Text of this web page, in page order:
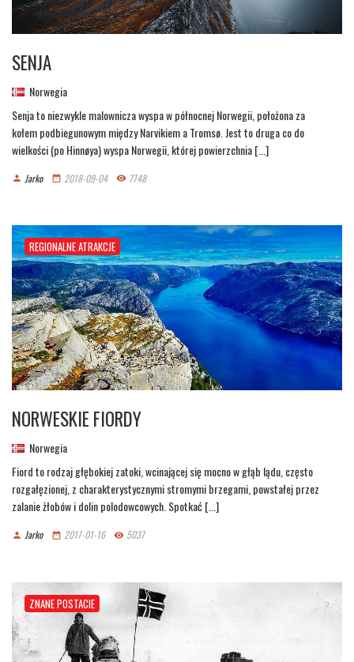
SENJA
Norwegia
Senja to niezwykle malownicza wyspa w północnej Norwegii, położona za
kołem podbiegunowym między Narvikiem a Tromsø. Jest to druga co do
wielkości (po Hinnøya) wyspa Norwegii, której powierzchnia [...]
person Jarko date_range 2018-09-04 remove_red_eye 7748
REGIONALNE ATRAKCJE
NORWESKIE FIORDY
Norwegia
Fiord to rodzaj głębokiej zatoki, wcinającej się mocno w głąb lądu, często
rozgałęzionej, z charakterystycznymi stromymi brzegami, powstałej przez
zalanie żłobów i dolin polodowcowych. Spotkać [...]
person Jarko date_range 2017-01-16 remove_red_eye 5037
ZNANE POSTACIE